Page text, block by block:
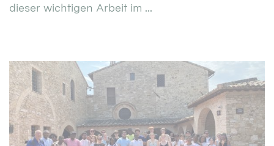
dieser wichtigen Arbeit im ...